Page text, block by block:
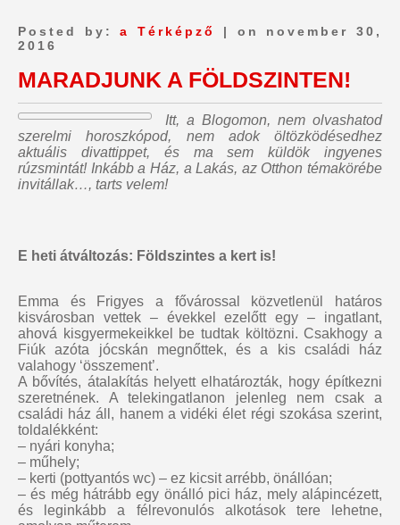
Posted by:a Térképző
| on november 30,
2016
MARADJUNK A FÖLDSZINTEN!
Itt, a Blogomon, nem olvashatod
szerelmi horoszkópod, nem adok öltözködésedhez
aktuális divattippet, és ma sem küldök ingyenes
rúzsmintát! Inkább a Ház, a Lakás, az Otthon témakörébe
invitállak…, tarts velem!
E heti átváltozás: Földszintes a kert is!
Emma és Frigyes a fővárossal közvetlenül határos
kisvárosban vettek – évekkel ezelőtt egy – ingatlant,
ahová kisgyermekeikkel be tudtak költözni. Csakhogy a
Fiúk azóta jócskán megnőttek, és a kis családi ház
valahogy ‘összement’.
A bővítés, átalakítás helyett elhatározták, hogy építkezni
szeretnének. A telekingatlanon jelenleg nem csak a
családi ház áll, hanem a vidéki élet régi szokása szerint,
toldalékként:
– nyári konyha;
– műhely;
– kerti (pottyantós wc) – ez kicsit arrébb, önállóan;
– és még hátrább egy önálló pici ház, mely alápincézett,
és leginkább a félrevonulós alkotások tere lehetne,